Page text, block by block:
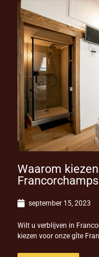
Waarom
september 15, 2023
Wilt u verblijven in
kiezen voor onze gîte